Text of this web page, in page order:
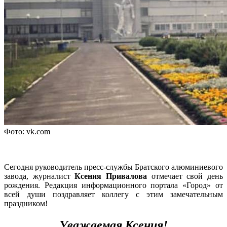
Фото: vk.com
Сегодня руководитель пресс-службы Братского алюминиевого
завода, журналистКсения Привалова отмечает свой день
рождения. Редакция информационного портала «Город» от
всей души поздравляет коллегу с этим замечательным
праздником!